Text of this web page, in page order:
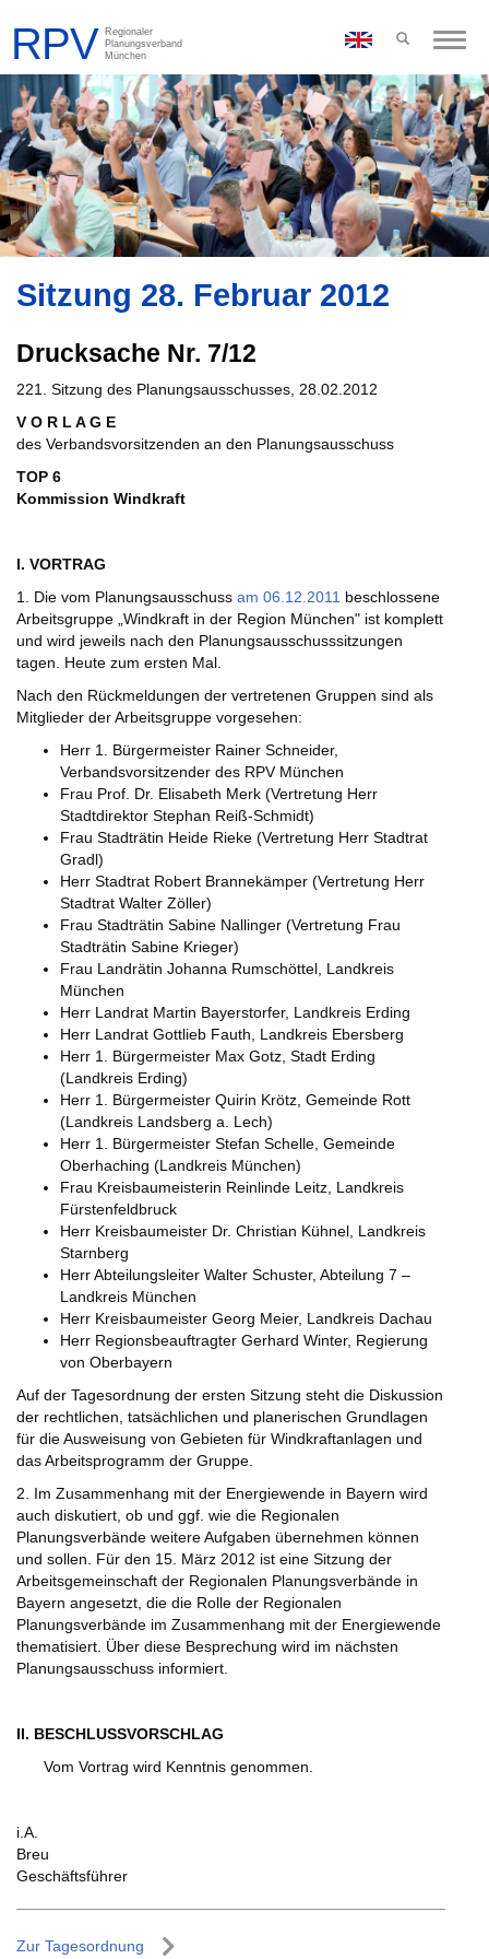
Toggle
Sitzung 28. Februar 2012
Drucksache Nr. 7/12
221. Sitzung des Planungsausschusses, 28.02.2012
V O R L A G E
des Verbandsvorsitzenden an den Planungsausschuss
TOP 6
Kommission Windkraft
I. VORTRAG
1. Die vom Planungsausschuss am 06.12.2011 beschlossene
Arbeitsgruppe „Windkraft in der Region München" ist komplett
und wird jeweils nach den Planungsausschusssitzungen
tagen. Heute zum ersten Mal.
Nach den Rückmeldungen der vertretenen Gruppen sind als
Mitglieder der Arbeitsgruppe vorgesehen:
Herr 1. Bürgermeister Rainer Schneider,
Verbandsvorsitzender des RPV München
Frau Prof. Dr. Elisabeth Merk (Vertretung Herr
Stadtdirektor Stephan Reiß-Schmidt)
Frau Stadträtin Heide Rieke (Vertretung Herr Stadtrat
Gradl)
Herr Stadtrat Robert Brannekämper (Vertretung Herr
Stadtrat Walter Zöller)
Frau Stadträtin Sabine Nallinger (Vertretung Frau
Stadträtin Sabine Krieger)
Frau Landrätin Johanna Rumschöttel, Landkreis
München
Herr Landrat Martin Bayerstorfer, Landkreis Erding
Herr Landrat Gottlieb Fauth, Landkreis Ebersberg
Herr 1. Bürgermeister Max Gotz, Stadt Erding
(Landkreis Erding)
Herr 1. Bürgermeister Quirin Krötz, Gemeinde Rott
(Landkreis Landsberg a. Lech)
Herr 1. Bürgermeister Stefan Schelle, Gemeinde
Oberhaching (Landkreis München)
Frau Kreisbaumeisterin Reinlinde Leitz, Landkreis
Fürstenfeldbruck
Herr Kreisbaumeister Dr. Christian Kühnel, Landkreis
Starnberg
Herr Abteilungsleiter Walter Schuster, Abteilung 7 –
Landkreis München
Herr Kreisbaumeister Georg Meier, Landkreis Dachau
Herr Regionsbeauftragter Gerhard Winter, Regierung
von Oberbayern
Auf der Tagesordnung der ersten Sitzung steht die Diskussion
der rechtlichen, tatsächlichen und planerischen Grundlagen
für die Ausweisung von Gebieten für Windkraftanlagen und
das Arbeitsprogramm der Gruppe.
2. Im Zusammenhang mit der Energiewende in Bayern wird
auch diskutiert, ob und ggf. wie die Regionalen
Planungsverbände weitere Aufgaben übernehmen können
und sollen. Für den 15. März 2012 ist eine Sitzung der
Arbeitsgemeinschaft der Regionalen Planungsverbände in
Bayern angesetzt, die die Rolle der Regionalen
Planungsverbände im Zusammenhang mit der Energiewende
thematisiert. Über diese Besprechung wird im nächsten
Planungsausschuss informiert.
II. BESCHLUSSVORSCHLAG
Vom Vortrag wird Kenntnis genommen.
i.A.
Breu
Geschäftsführer
Zur Tagesordnung